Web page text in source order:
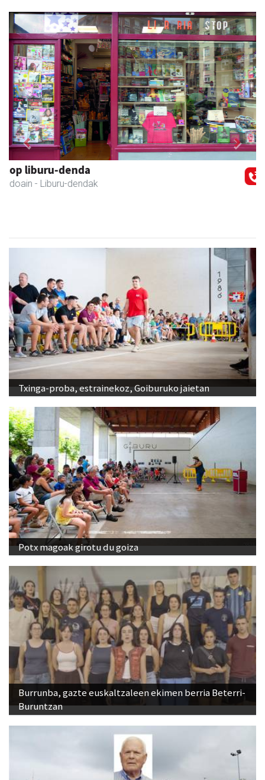
Francisco Mendikute
Andoain - Harategiak
Previous Next
Txinga-proba, estrainekoz, Goiburuko jaietan
Potx magoak girotu du goiza
Burrunba, gazte euskaltzaleen ekimen berria Beterri-
Buruntzan